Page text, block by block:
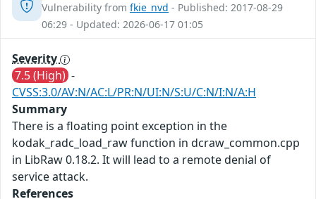
Vulnerability from fkie_nvd - Published: 2017-08-29
06:29 - Updated: 2026-06-17 01:05
Severity
7.5 (High) -
CVSS:3.0/AV:N/AC:L/PR:N/UI:N/S:U/C:N/I:N/A:H
Summary
There is a floating point exception in the
kodak_radc_load_raw function in dcraw_common.cpp
in LibRaw 0.18.2. It will lead to a remote denial of
service attack.
References